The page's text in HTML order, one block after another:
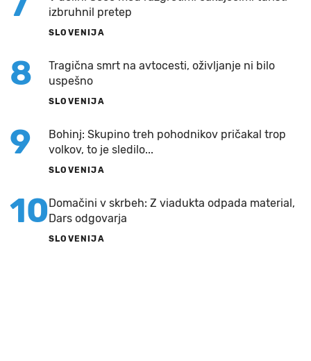
izbruhnil pretep
SLOVENIJA
8
Tragična smrt na avtocesti, oživljanje ni bilo
uspešno
SLOVENIJA
9
Bohinj: Skupino treh pohodnikov pričakal trop
volkov, to je sledilo...
SLOVENIJA
10Domačini v skrbeh: Z viadukta odpada material,
Dars odgovarja
SLOVENIJA